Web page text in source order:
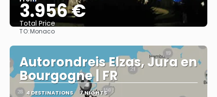
3.956 €
Total Price
TO:Monaco
Autorondreis Elzas, Jura en
Bourgogne | FR
4 DESTINATIONS 7 NIGHTS